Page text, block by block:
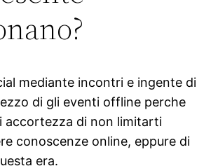
mediante incontri e ingente di
di gli eventi offline perche
accortezza di non limitarti
conoscenze online, eppure di
era.